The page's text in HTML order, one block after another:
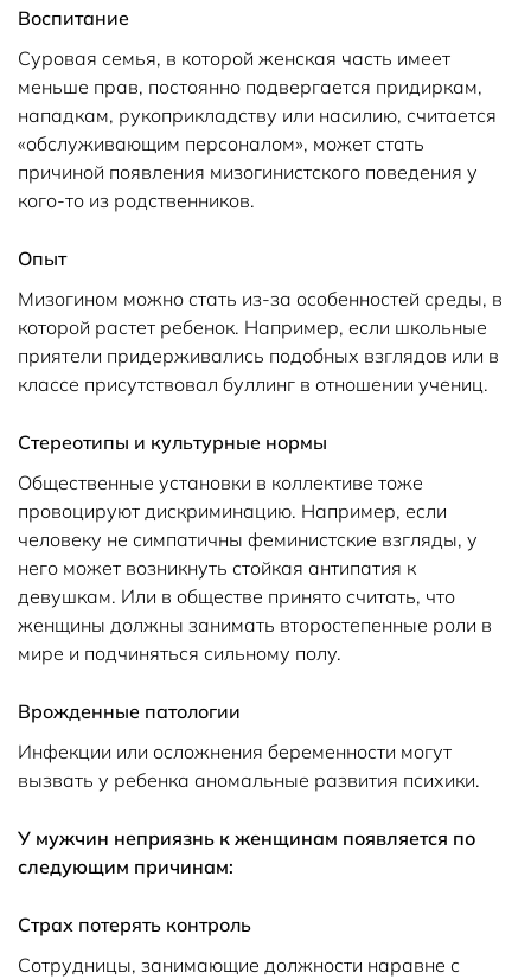
Воспитание
Суровая семья, в которой женская часть имеет
меньше прав, постоянно подвергается придиркам,
нападкам, рукоприкладству или насилию, считается
«обслуживающим персоналом», может стать
причиной появления мизогинистского поведения у
кого-то из родственников.
Опыт
Мизогином можно стать из-за особенностей среды, в
которой растет ребенок. Например, если школьные
приятели придерживались подобных взглядов или в
классе присутствовал буллинг в отношении учениц.
Стереотипы и культурные нормы
Общественные установки в коллективе тоже
провоцируют дискриминацию. Например, если
человеку не симпатичны феминистские взгляды, у
него может возникнуть стойкая антипатия к
девушкам. Или в обществе принято считать, что
женщины должны занимать второстепенные роли в
мире и подчиняться сильному полу.
Врожденные патологии
Инфекции или осложнения беременности могут
вызвать у ребенка аномальные развития психики.
У мужчин неприязнь к женщинам появляется по
следующим причинам:
Страх потерять контроль
Сотрудницы, занимающие должности наравне с